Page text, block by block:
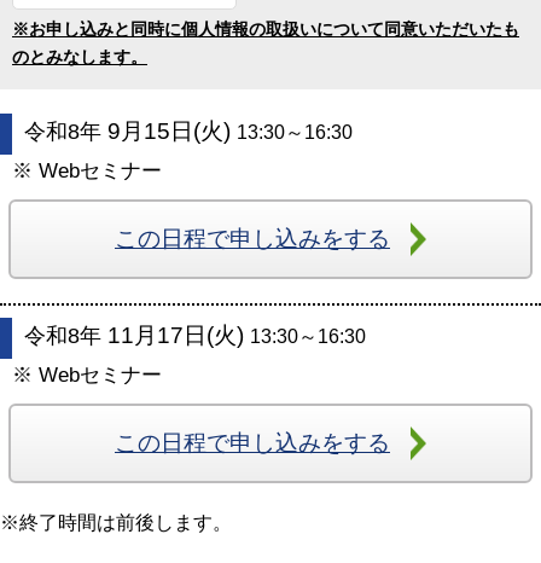
※お申し込みと同時に個人情報の取扱いについて同意いただいたも
のとみなします。
令和8年 9月15日(火) 13:30～16:30
※ Webセミナー
この日程で申し込みをする
令和8年 11月17日(火) 13:30～16:30
※ Webセミナー
この日程で申し込みをする
※終了時間は前後します。